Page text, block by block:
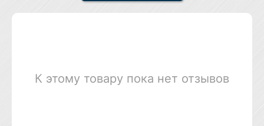
К этому товару пока нет отзывов